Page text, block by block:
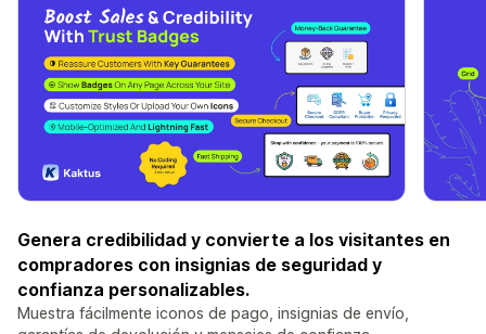
Genera credibilidad y convierte a los visitantes en
compradores con insignias de seguridad y
confianza personalizables.
Muestra fácilmente iconos de pago, insignias de envío,